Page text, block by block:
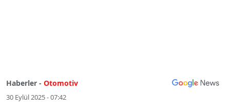
Haberler - Otomotiv
30 Eylül 2025 - 07:42